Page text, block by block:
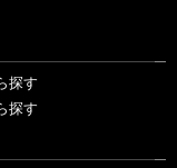
探す
探す